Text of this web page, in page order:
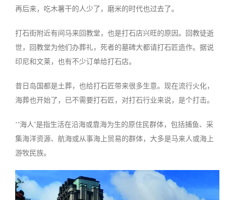
再后来，吃木薯干的人少了，磨米的时代也过去了。
打石街附近有间马来回教堂，也是打石店兴旺的原因。回教徒逝
世，回教堂为他们办葬礼，死者的墓碑大都请打石匠造作。据说
印尼和文莱，也有不少订单给打石店。
昔日岛国都是土葬，也给打石匠带来很多生意。现在流行火化，
海葬也开始了，已不需要打石匠，对打石行业来说，是个打击。
*“海人”是指生活在沿海或靠海为生的原住民群体，包括捕鱼、采
集海洋资源、航海或从事海上贸易的群体，大多是马来人或海上
游牧民族。